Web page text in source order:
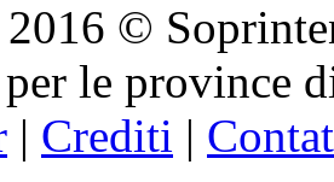
©
le province
| Crediti |